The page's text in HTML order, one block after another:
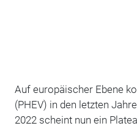
Auf europäischer Ebene
(PHEV) in den letzten
2022 scheint nun ein